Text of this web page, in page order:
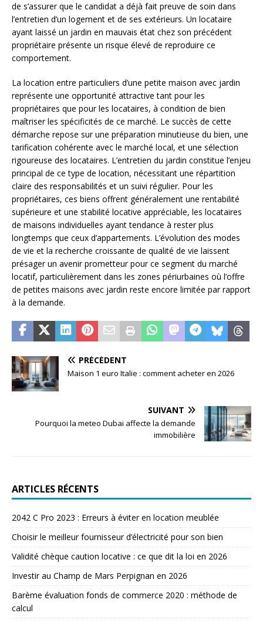
de s’assurer que le candidat a déjà fait preuve de soin dans
l’entretien d’un logement et de ses extérieurs. Un locataire
ayant laissé un jardin en mauvais état chez son précédent
propriétaire présente un risque élevé de reproduire ce
comportement.
La location entre particuliers d’une petite maison avec jardin
représente une opportunité attractive tant pour les
propriétaires que pour les locataires, à condition de bien
maîtriser les spécificités de ce marché. Le succès de cette
démarche repose sur une préparation minutieuse du bien, une
tarification cohérente avec le marché local, et une sélection
rigoureuse des locataires. L’entretien du jardin constitue l’enjeu
principal de ce type de location, nécessitant une répartition
claire des responsabilités et un suivi régulier. Pour les
propriétaires, ces biens offrent généralement une rentabilité
supérieure et une stabilité locative appréciable, les locataires
de maisons individuelles ayant tendance à rester plus
longtemps que ceux d’appartements. L’évolution des modes
de vie et la recherche croissante de qualité de vie laissent
présager un avenir prometteur pour ce segment du marché
locatif, particulièrement dans les zones périurbaines où l’offre
de petites maisons avec jardin reste encore limitée par rapport
à la demande.
PRÉCÉDENT
Maison 1 euro Italie : comment acheter en 2026
SUIVANT
Pourquoi la meteo Dubai affecte la demande
immobilière
ARTICLES RÉCENTS
2042 C Pro 2023 : Erreurs à éviter en location meublée
Choisir le meilleur fournisseur d’électricité pour son bien
Validité chèque caution locative : ce que dit la loi en 2026
Investir au Champ de Mars Perpignan en 2026
Barème évaluation fonds de commerce 2020 : méthode de
calcul